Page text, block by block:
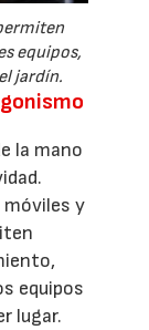
equipos,
jardín.
la mano
y
equipos
lugar.